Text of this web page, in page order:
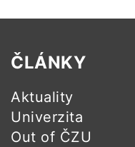
ČLÁNKY
Aktuality
Univerzita
Out of ČZU